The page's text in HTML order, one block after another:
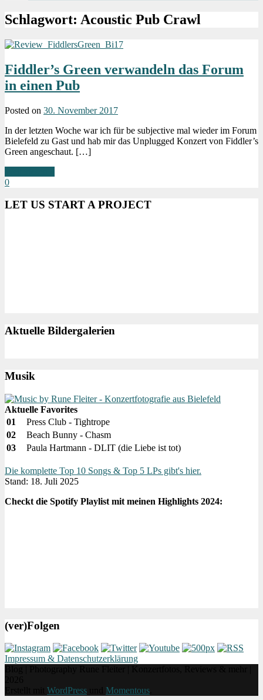
Schlagwort: Acoustic Pub Crawl
Fiddler’s Green verwandeln das Forum
in einen Pub
Posted on 30. November 2017
In der letzten Woche war ich für be subjective mal wieder im Forum
Bielefeld zu Gast und hab mir das Unplugged Konzert von Fiddler’s
Green angeschaut. […]
0
LET US START A PROJECT
Aktuelle Bildergalerien
Musik
Aktuelle Favorites
01
Press Club - Tightrope
02
Beach Bunny - Chasm
03
Paula Hartmann - DLIT (die Liebe ist tot)
Die komplette Top 10 Songs & Top 5 LPs gibt's hier.
Stand: 18. Juli 2025
Checkt die Spotify Playlist mit meinen Highlights 2024:
(ver)Folgen
Impressum & Datenschutzerklärung
WordPress Momentous